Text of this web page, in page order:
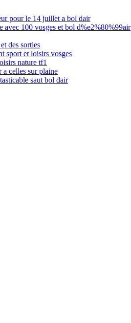
pour le 14 juillet a bol dair
avec 100 vosges et bol d%e2%80%99air
des sorties
sport et loisirs vosges
nature tf1
celles sur plaine
saut bol dair